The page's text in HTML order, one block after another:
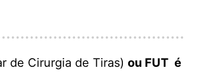
de Cirurgia de Tiras) ou FUT é